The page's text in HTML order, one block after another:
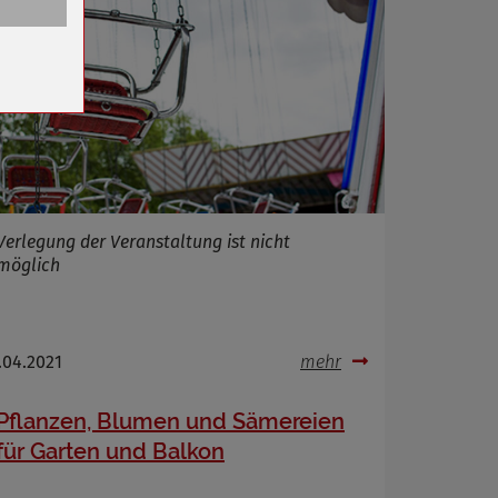
der Veranstaltung ist nicht
mehr
Blumen und Sämereien
Garten und Balkon